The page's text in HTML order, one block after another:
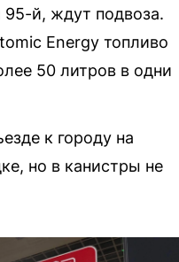
95-й, ждут подвоза.
Energy топливо
50 литров в одни
к городу на
но в канистры не